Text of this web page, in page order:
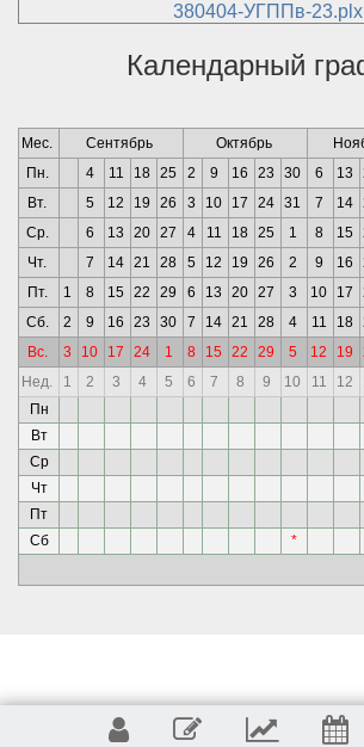
380404-УГППв-23.plx
Календарный
Мес. Сентябрь Октябрь
Пн.
4 11 18 25 2 9 16 23 30 6 13
Вт.
5 12 19 26 3 10 17 24 31 7 14
Ср.
6 13 20 27 4 11 18 25 1 8 15
Чт.
7 14 21 28 5 12 19 26 2 9 16
Пт.
1 8 15 22 29 6 13 20 27 3 10 17
Сб.
2 9 16 23 30 7 14 21 28 4 11 18
Вс.
3 10 17 24 1 8 15 22 29 5 12 19
Нед.
1 2 3 4 5 6 7 8 9 10 11 12
Пн
Вт
Ср
Чт
Пт
Сб
*